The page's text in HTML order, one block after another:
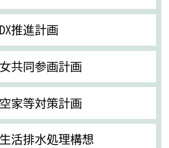
推進計画
共同参画計画
家等対策計画
活排水処理構想